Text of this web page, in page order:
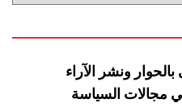
بالحوار ونشر الآراء
مجالات السياسة